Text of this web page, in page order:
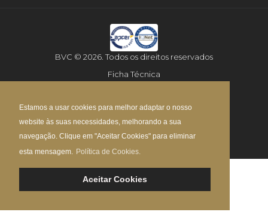
Estamos a usar cookies para melhor adaptar o nosso
website às suas necessidades, melhorando a sua
navegação. Clique em "Aceitar Cookies" para eliminar
esta mensagem. Política de Cookies.
Aceitar Cookies
BVC © 2026. Todos os direitos reservados
Ficha Técnica
Política de Privacidade
Mapa do Site